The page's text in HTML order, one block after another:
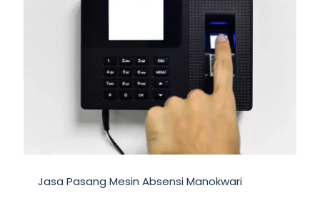
Jasa Pasang Mesin Absensi Manokwari